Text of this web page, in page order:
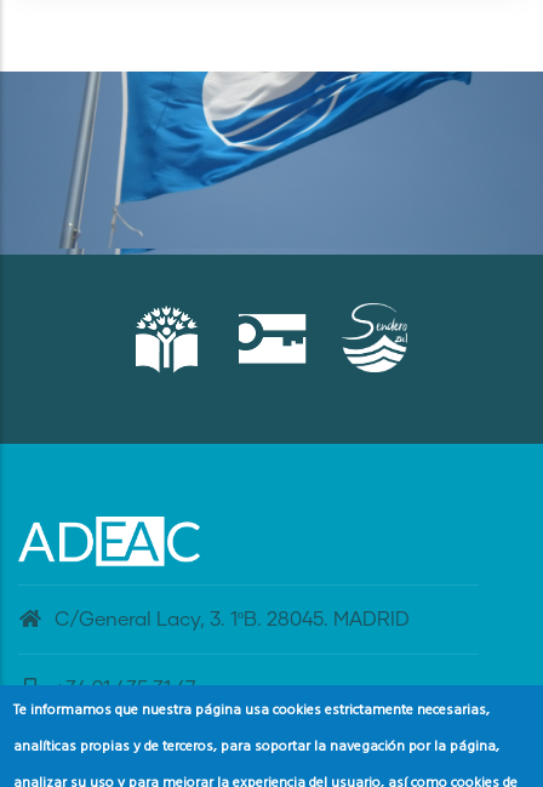
C/General Lacy, 3. 1ºB. 28045. MADRID
+34 91 435 31 47
banderaazul@adeac.es
Te informamos que nuestra página usa cookies estrictamente necesarias,
analíticas propias y de terceros, para soportar la navegación por la página,